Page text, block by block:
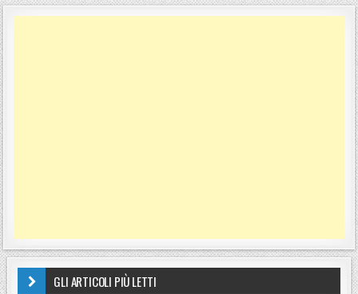
GLI ARTICOLI PIÙ LETTI